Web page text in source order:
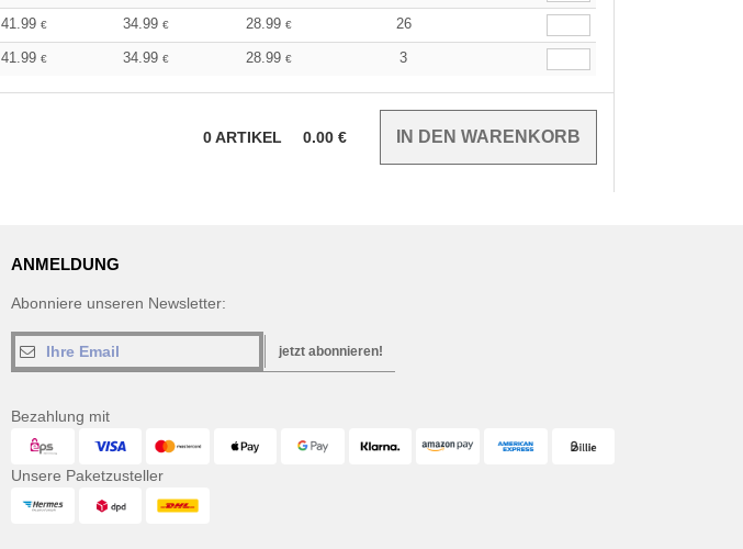
41.99 € 34.99€ 28.99€ 26
41.99 € 34.99€ 28.99€ 3
0ARTIKEL 0.00 €
ANMELDUNG
Abonniere unseren Newsletter:
jetzt abonnieren!
Bezahlung mit
Unsere Paketzusteller